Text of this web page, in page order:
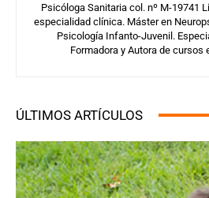
Psicóloga Sanitaria col. nº M-19741
especialidad clínica. Máster en
Psicología Infanto-Juvenil.
Formadora y Autora de cursos
ÚLTIMOS ARTÍCULOS